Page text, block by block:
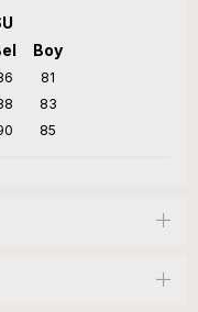
Boy
81
83
85